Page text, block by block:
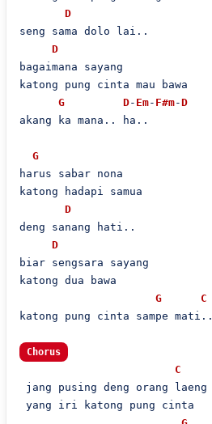
D
seng sama dolo lai..
D
bagaimana sayang
katong pung cinta mau bawa
G
D- Em- F#m-D
akang ka mana.. ha..
G
harus sabar nona
katong hadapi samua
D
deng sanang hati..
D
biar sengsara sayang
katong dua bawa
G
C
katong pung cinta sampe mati..
Chorus
C
jang pusing deng orang laeng
yang iri katong pung cinta